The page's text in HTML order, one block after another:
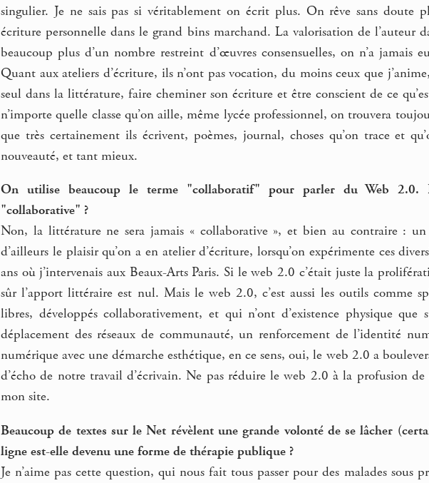
singulier. Je ne sais pas si véritablement on écrit plus. On rêve sans doute
écriture personnelle dans le grand bins marchand. La valorisation de l’auteur
beaucoup plus d’un nombre restreint d’œuvres consensuelles, on n’a
Quant aux ateliers d’écriture, ils n’ont pas vocation, du moins ceux que
seul dans la littérature, faire cheminer son écriture et être conscient de ce
n’importe quelle classe qu’on aille, même lycée professionnel, on trouvera
que très certainement ils écrivent, poèmes, journal, choses qu’on trace et
nouveauté, et tant mieux.
On utilise beaucoup le terme "collaboratif" pour parler du Web 2.0.
"collaborative" ?
Non, la littérature ne sera jamais « collaborative », et bien au contraire :
d’ailleurs le plaisir qu’on a en atelier d’écriture, lorsqu’on expérimente ces
ans où j’intervenais aux Beaux-Arts Paris. Si le web 2.0 c’était juste la
sûr l’apport littéraire est nul. Mais le web 2.0, c’est aussi les outils comme
libres, développés collaborativement, et qui n’ont d’existence physique que
déplacement des réseaux de communauté, un renforcement de l’identité
numérique avec une démarche esthétique, en ce sens, oui, le web 2.0 a
d’écho de notre travail d’écrivain. Ne pas réduire le web 2.0 à la profusion
mon site.
Beaucoup de textes sur le Net révèlent une grande volonté de se lâcher
ligne est-elle devenu une forme de thérapie publique ?
Je n’aime pas cette question, qui nous fait tous passer pour des malades sous